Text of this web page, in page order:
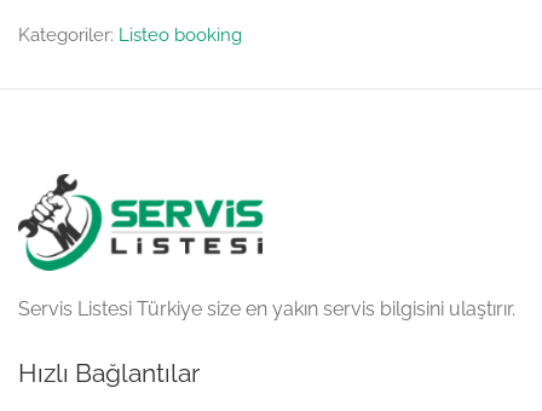
Kategoriler: Listeo booking
Servis Listesi Türkiye size en yakın servis bilgisini ulaştırır.
Hızlı Bağlantılar